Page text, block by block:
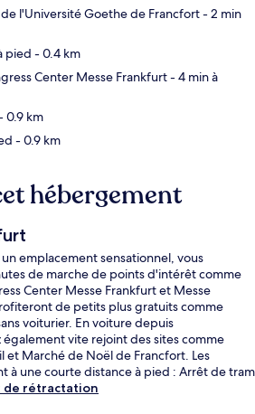
l'Université Goethe de Francfort- 2 min
pied - 0.4 km
Center Messe Frankfurt- 4 min à
0.9 km
- 0.9 km
hébergement
emplacement sensationnel, vous
de marche de points d'intérêt comme
Center Messe Frankfurt et Messe
de petits plus gratuits comme
voiturier. En voiture depuis
vite rejoint des sites comme
et Marché de Noël de Francfort. Les
à une courte distance à pied : Arrêt de tram
et Arrêt de tram Nauheimer Straße, à 5
de rétractation